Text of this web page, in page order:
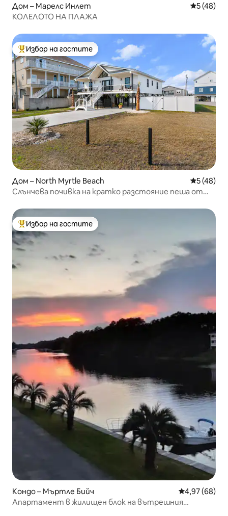
Дом – Марелс Инлет Средна
5 (48)
КОЛЕЛОТО НА ПЛАЖА
Най-популярен избор на гостите
Избор на гостите
Дом – North Myrtle Beach Средна
5 (48)
Слънчева почивка на кратко разстояние пеша от
Най-популярен избор на гостите
Избор на гостите
Кондо – Мъртле Бийч Средна
4,97 (68)
Апартамент в жилищен блок на вътрешния